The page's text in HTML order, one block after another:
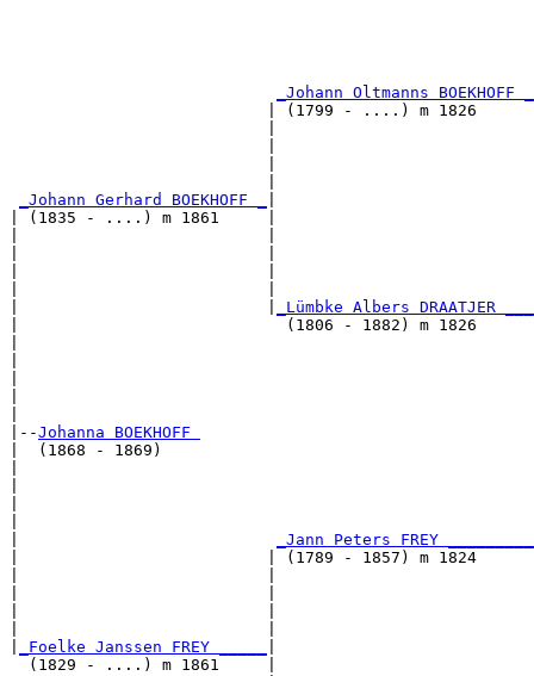
_Johann Oltmanns BOEKHOFF _
| (1799 - ....) m 1826
_Johann Gerhard BOEKHOFF _
| (1835 - ....) m 1861     |
_Lümbke Albers DRAATJER ___
|                            (1806 - 1882) m 1826
|--Johanna BOEKHOFF
|  (1868 - 1869)
_Jann Peters FREY _________
|                          | (1789 - 1857) m 1824
_Foelke Janssen FREY _____
  (1829 - ....) m 1861     |